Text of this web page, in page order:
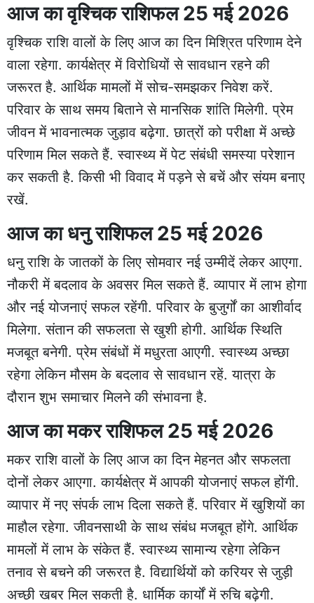
आज का वृश्चिक राशिफल 25 मई 2026
वृश्चिक राशि वालों के लिए आज का दिन मिश्रित परिणाम देने
वाला रहेगा. कार्यक्षेत्र में विरोधियों से सावधान रहने की
जरूरत है. आर्थिक मामलों में सोच-समझकर निवेश करें.
परिवार के साथ समय बिताने से मानसिक शांति मिलेगी. प्रेम
जीवन में भावनात्मक जुड़ाव बढ़ेगा. छात्रों को परीक्षा में अच्छे
परिणाम मिल सकते हैं. स्वास्थ्य में पेट संबंधी समस्या परेशान
कर सकती है. किसी भी विवाद में पड़ने से बचें और संयम बनाए
रखें.
आज का धनु राशिफल 25 मई 2026
धनु राशि के जातकों के लिए सोमवार नई उम्मीदें लेकर आएगा.
नौकरी में बदलाव के अवसर मिल सकते हैं. व्यापार में लाभ होगा
और नई योजनाएं सफल रहेंगी. परिवार के बुजुर्गों का आशीर्वाद
मिलेगा. संतान की सफलता से खुशी होगी. आर्थिक स्थिति
मजबूत बनेगी. प्रेम संबंधों में मधुरता आएगी. स्वास्थ्य अच्छा
रहेगा लेकिन मौसम के बदलाव से सावधान रहें. यात्रा के
दौरान शुभ समाचार मिलने की संभावना है.
आज का मकर राशिफल 25 मई 2026
मकर राशि वालों के लिए आज का दिन मेहनत और सफलता
दोनों लेकर आएगा. कार्यक्षेत्र में आपकी योजनाएं सफल होंगी.
व्यापार में नए संपर्क लाभ दिला सकते हैं. परिवार में खुशियों का
माहौल रहेगा. जीवनसाथी के साथ संबंध मजबूत होंगे. आर्थिक
मामलों में लाभ के संकेत हैं. स्वास्थ्य सामान्य रहेगा लेकिन
तनाव से बचने की जरूरत है. विद्यार्थियों को करियर से जुड़ी
अच्छी खबर मिल सकती है. धार्मिक कार्यों में रुचि बढ़ेगी.